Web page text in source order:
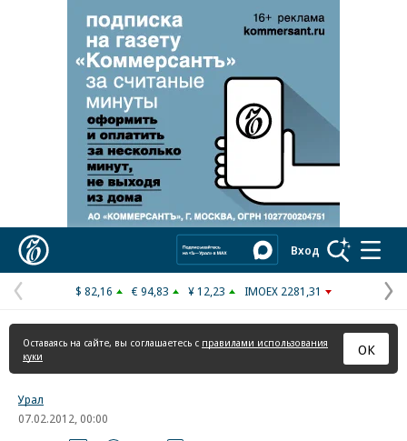
Вход
Предыдущая
страница
$ 82,16 € 94,83 ¥ 12,23 IMOEX 2281,31
Оставаясь на сайте, вы соглашаетесь с правилами использования
куки
ОК
Урал
07.02.2012, 00:00